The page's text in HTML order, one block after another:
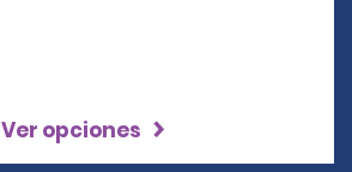
Ver opciones